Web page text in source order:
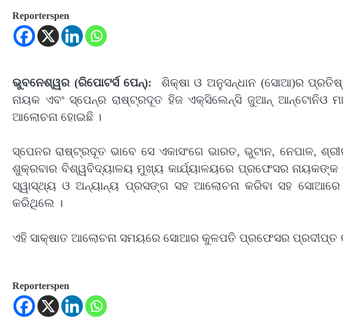
Reporterspen
ଭୁବନେଶ୍ୱର (ରିପୋଟର୍ସ ପେନ୍‌): ଶିକ୍ଷା ଓ ଅନୁସନ୍ଧାନ (ସୋଆ)ର
ନାୟକ ଏବଂ ସ୍ପେନ୍‌ର ରାଷ୍ଟ୍ରଦୂତ ହିଜ ଏକ୍ସିଲେନ୍ସି ଜୁଆନ୍ ଆନ୍‌ଟୋନିଓ
ଆଲୋଚନା ହୋଇଛି ।
ସ୍ପେନର ରାଷ୍ଟ୍ରଦୂତ ଭାବେ ସେ ଏକାସଂଗେ ଭାରତ, ଭୁଟାନ, ନେପାଳ,
ଶୁକ୍ରବାର ବିଶ୍ୱବିଦ୍ୟାଳୟ ମୁଖ୍ୟ କାର୍ଯ୍ୟାଳୟରେ ପ୍ରଫେସର
ସ୍ୱାସ୍ଥ୍ୟ ଓ ଅନ୍ୟାନ୍ୟ ପ୍ରସଙ୍ଗ ସହ ଆଲୋଚନା କରିବା ସହ
କରିଥିଲେ ।
ଏହି ସାକ୍ଷାତ ଆଲୋଚନା ସମୟରେ ସୋଆର କୁଳପତି ପ୍ରଫେସର ପ୍ରଦୀପ୍ତ
Reporterspen